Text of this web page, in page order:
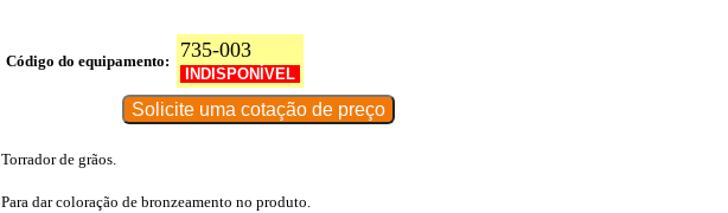
Código do equipamento: 735-003
INDISPONÍVEL
Torrador de grãos.
Para dar coloração de bronzeamento no produto.